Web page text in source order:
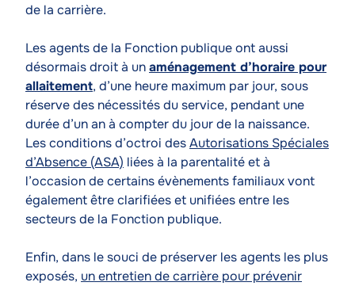
de la carrière.
Les agents de la Fonction publique ont aussi
désormais droit à unaménagement d’horaire pour
allaitement, d’une heure maximum par jour, sous
réserve des nécessités du service, pendant une
durée d’un an à compter du jour de la naissance.
Les conditions d’octroi desAutorisations Spéciales
d’Absence (ASA) liées à la parentalité et à
l’occasion de certains évènements familiaux vont
également être clarifiées et unifiées entre les
secteurs de la Fonction publique.
Enfin, dans le souci de préserver les agents les plus
exposés, un entretien de carrière pour prévenir